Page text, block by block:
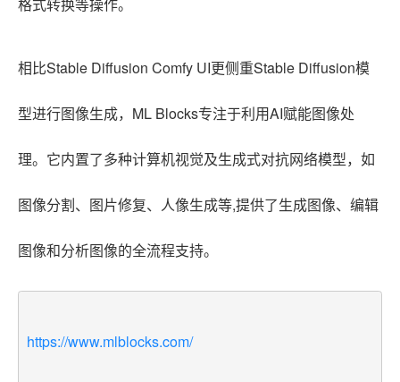
格式转换等操作。
相比Stable Diffusion Comfy UI更侧重Stable Diffusion模
型进行图像生成，ML Blocks专注于利用AI赋能图像处
理。它内置了多种计算机视觉及生成式对抗网络模型，如
图像分割、图片修复、人像生成等,提供了生成图像、编辑
图像和分析图像的全流程支持。
https://www.mlblocks.com/